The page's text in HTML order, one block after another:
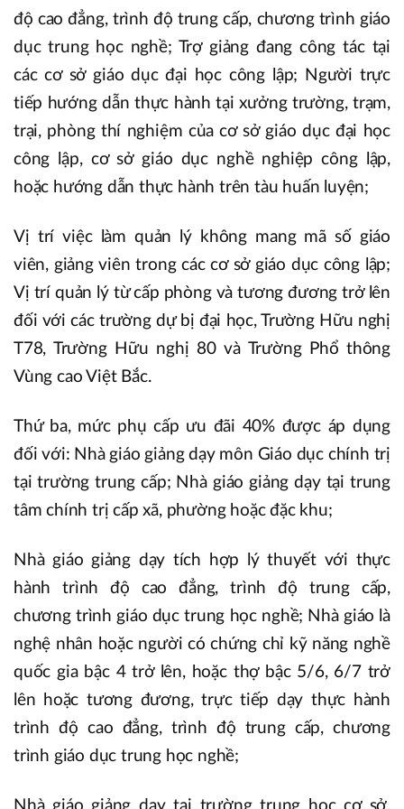
độ cao đẳng, trình độ trung cấp, chương trình giáo
dục trung học nghề; Trợ giảng đang công tác tại
các cơ sở giáo dục đại học công lập; Người trực
tiếp hướng dẫn thực hành tại xưởng trường, trạm,
trại, phòng thí nghiệm của cơ sở giáo dục đại học
công lập, cơ sở giáo dục nghề nghiệp công lập,
hoặc hướng dẫn thực hành trên tàu huấn luyện;
Vị trí việc làm quản lý không mang mã số giáo
viên, giảng viên trong các cơ sở giáo dục công lập;
Vị trí quản lý từ cấp phòng và tương đương trở lên
đối với các trường dự bị đại học, Trường Hữu nghị
T78, Trường Hữu nghị 80 và Trường Phổ thông
Vùng cao Việt Bắc.
Thứ ba, mức phụ cấp ưu đãi 40% được áp dụng
đối với: Nhà giáo giảng dạy môn Giáo dục chính trị
tại trường trung cấp; Nhà giáo giảng dạy tại trung
tâm chính trị cấp xã, phường hoặc đặc khu;
Nhà giáo giảng dạy tích hợp lý thuyết với thực
hành trình độ cao đẳng, trình độ trung cấp,
chương trình giáo dục trung học nghề; Nhà giáo là
nghệ nhân hoặc người có chứng chỉ kỹ năng nghề
quốc gia bậc 4 trở lên, hoặc thợ bậc 5/6, 6/7 trở
lên hoặc tương đương, trực tiếp dạy thực hành
trình độ cao đẳng, trình độ trung cấp, chương
trình giáo dục trung học nghề;